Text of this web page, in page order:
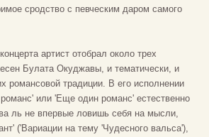
сродство с певческим даром самого
артист отобрал около трех
Булата Окуджавы, и тематически, и
романсовой традиции. В его исполнении
романс' или 'Еще один романс' естественно
ль не впервые ловишь себя на мысли,
('Вариации на тему 'Чудесного вальса'),